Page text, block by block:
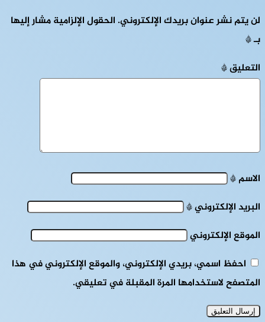
لن يتم نشر عنوان بريدك الإلكتروني. الحقول الإلزامية مشار إليها
بـ*
التعليق*
الاسم*
البريد الإلكتروني*
الموقع الإلكتروني
احفظ اسمي، بريدي الإلكتروني، والموقع الإلكتروني في هذا
المتصفح لاستخدامها المرة المقبلة في تعليقي.